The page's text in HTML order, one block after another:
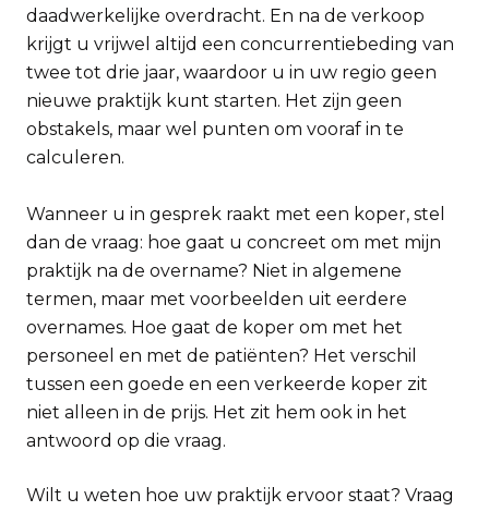
daadwerkelijke overdracht. En na de verkoop
krijgt u vrijwel altijd een concurrentiebeding van
twee tot drie jaar, waardoor u in uw regio geen
nieuwe praktijk kunt starten. Het zijn geen
obstakels, maar wel punten om vooraf in te
calculeren.
Wanneer u in gesprek raakt met een koper, stel
dan de vraag: hoe gaat u concreet om met mijn
praktijk na de overname? Niet in algemene
termen, maar met voorbeelden uit eerdere
overnames. Hoe gaat de koper om met het
personeel en met de patiënten? Het verschil
tussen een goede en een verkeerde koper zit
niet alleen in de prijs. Het zit hem ook in het
antwoord op die vraag.
Wilt u weten hoe uw praktijk ervoor staat? Vraag